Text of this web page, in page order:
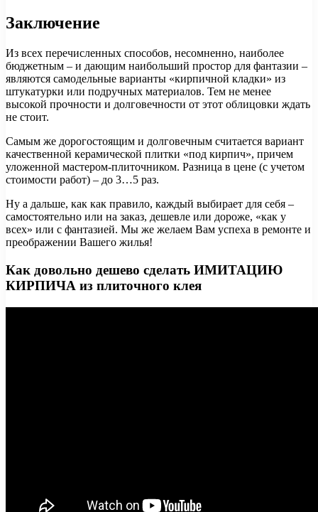
Заключение
Из всех перечисленных способов, несомненно, наиболее
бюджетным – и дающим наибольший простор для фантазии –
являются самодельные варианты «кирпичной кладки» из
штукатурки или подручных материалов. Тем не менее
высокой прочности и долговечности от этот облицовки ждать
не стоит.
Самым же дорогостоящим и долговечным считается вариант
качественной керамической плитки «под кирпич», причем
уложенной мастером-плиточником. Разница в цене (с учетом
стоимости работ) – до 3…5 раз.
Ну а дальше, как как правило, каждый выбирает для себя –
самостоятельно или на заказ, дешевле или дороже, «как у
всех» или с фантазией. Мы же желаем Вам успеха в ремонте и
преображении Вашего жилья!
Как довольно дешево сделать ИМИТАЦИЮ
КИРПИЧА из плиточного клея